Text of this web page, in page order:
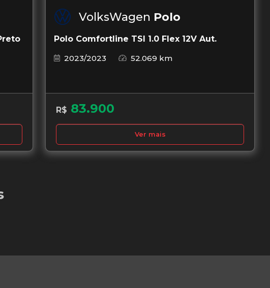
VolksWagen Polo
Polo Comfortline TSI 1.0 Flex 12V Aut.
2023/2023
52.069 km
R$ 83.900
Ver mais